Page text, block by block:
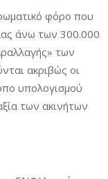
φόρο που
άνω των 300.000
των
ακριβώς οι
υπολογισμού
των ακινήτων